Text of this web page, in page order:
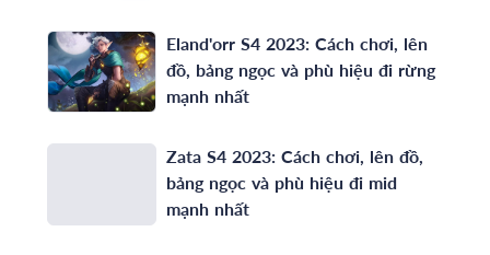
Eland'orr S4 2023: Cách chơi, lên
đồ, bảng ngọc và phù hiệu đi rừng
mạnh nhất
Zata S4 2023: Cách chơi, lên đồ,
bảng ngọc và phù hiệu đi mid
mạnh nhất